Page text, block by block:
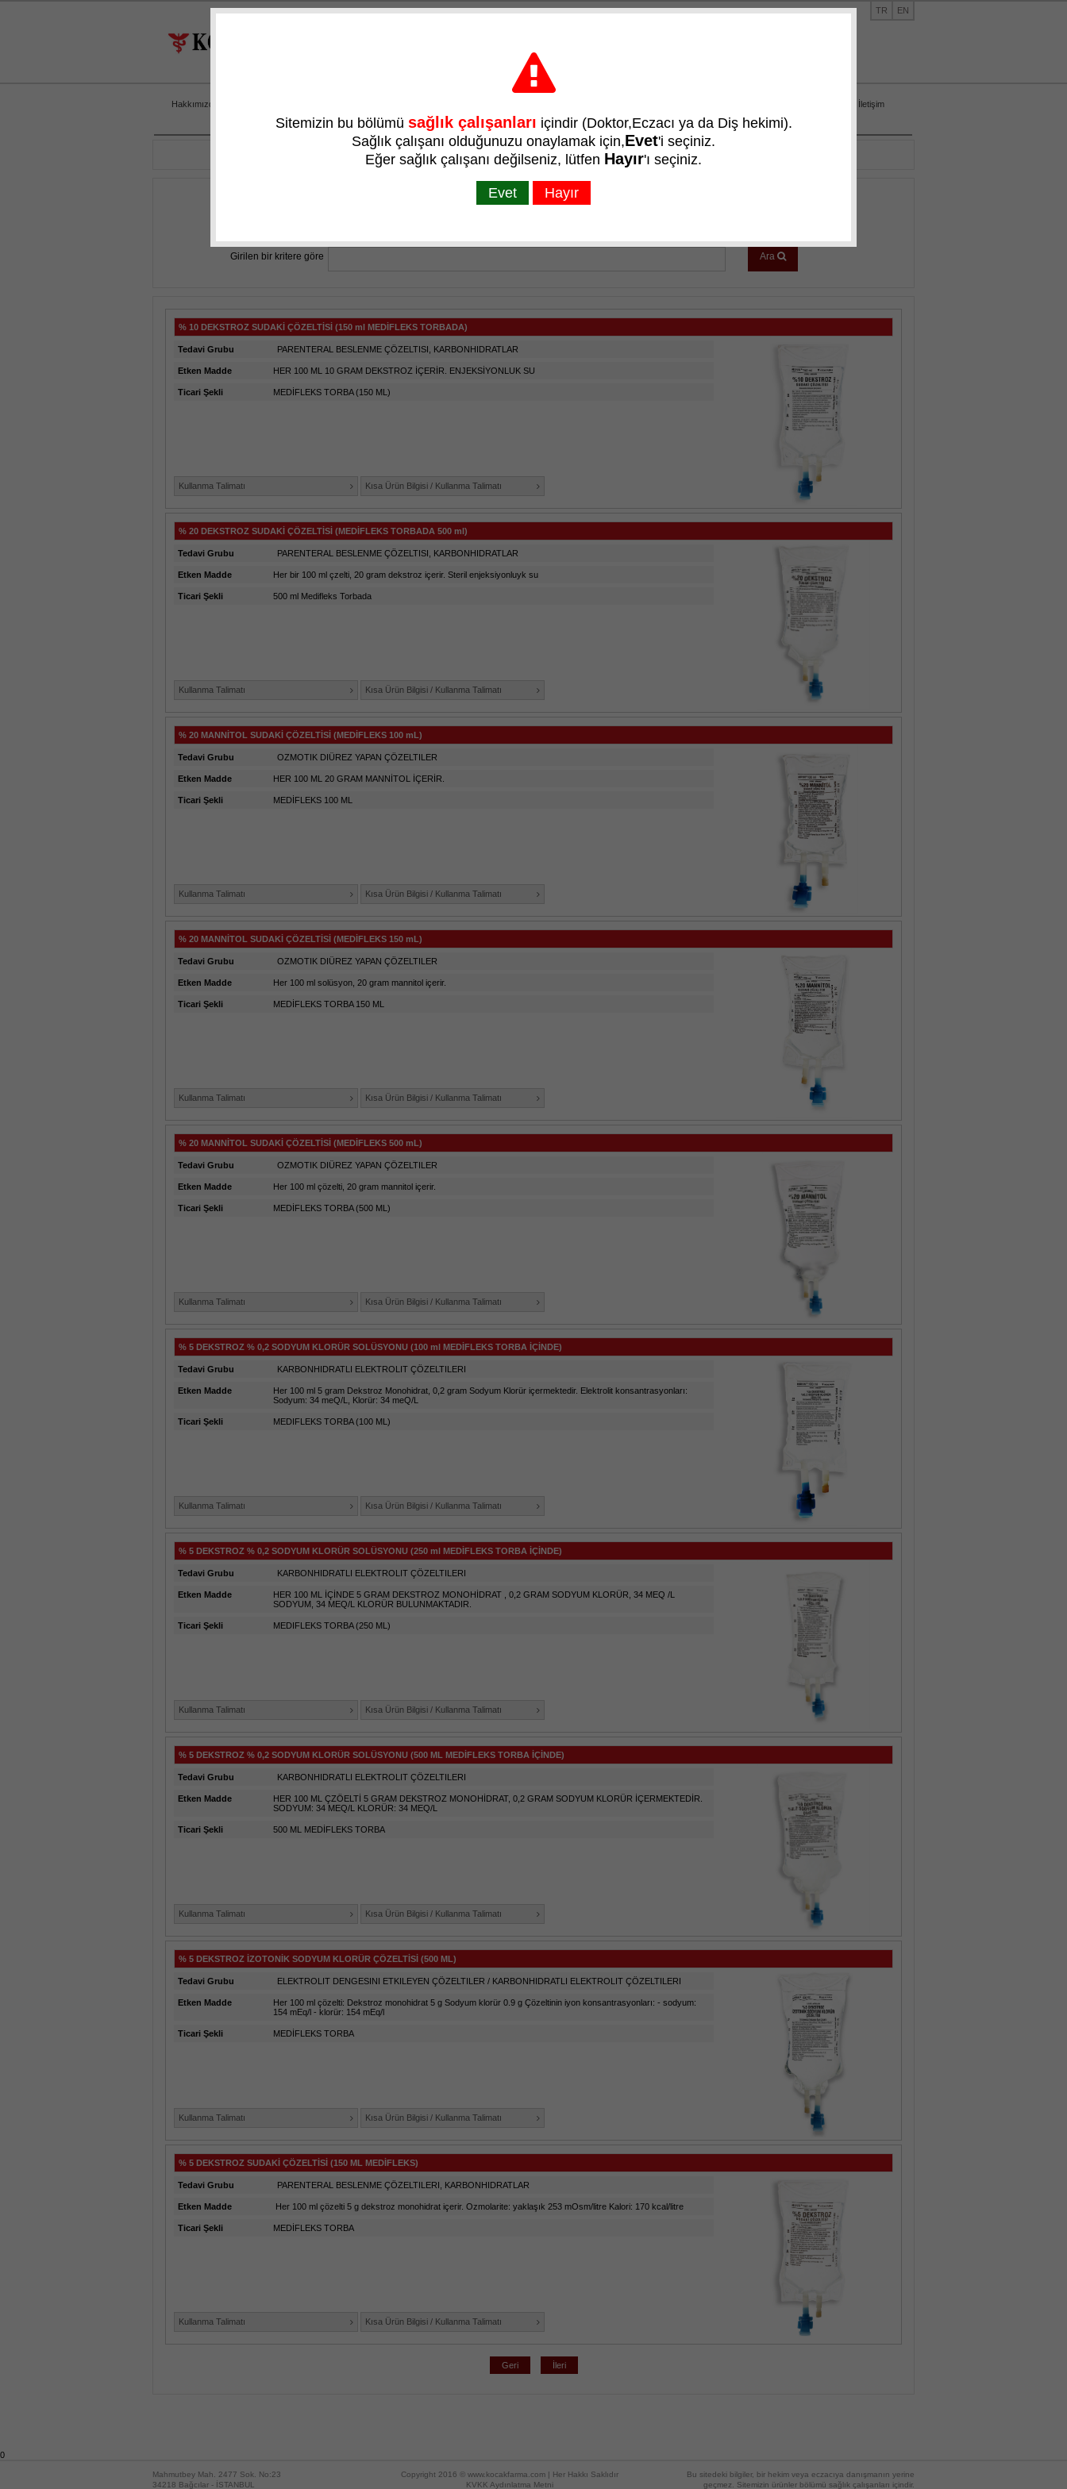
|Bilgi Toplumu Hizmetleri| +90 (212) 410 39 50 info@kocakfarma.com| TR EN
Hakkımızda İletişim
Ürünler
Girilen bir kritere göre Ara
% 10 DEKSTROZ SUDAKİ ÇÖZELTİSİ (150 ml MEDİFLEKS TORBADA)
Tedavi Grubu PARENTERAL BESLENME ÇÖZELTISI, KARBONHIDRATLAR
Etken Madde HER 100 ML 10 GRAM DEKSTROZ İÇERİR. ENJEKSİYONLUK SU
Ticari Şekli MEDİFLEKS TORBA (150 ML)
Kullanma Talimatı Kısa Ürün Bilgisi / Kullanma Talimatı
% 20 DEKSTROZ SUDAKİ ÇÖZELTİSİ (MEDİFLEKS TORBADA 500 ml)
Tedavi Grubu PARENTERAL BESLENME ÇÖZELTISI, KARBONHIDRATLAR
Etken Madde Her bir 100 ml çzelti, 20 gram dekstroz içerir. Steril enjeksiyonluyk su
Ticari Şekli 500 ml Medifleks Torbada
Kullanma Talimatı Kısa Ürün Bilgisi / Kullanma Talimatı
% 20 MANNİTOL SUDAKİ ÇÖZELTİSİ (MEDİFLEKS 100 mL)
Tedavi Grubu OZMOTIK DIÜREZ YAPAN ÇÖZELTILER
Etken Madde HER 100 ML 20 GRAM MANNİTOL İÇERİR.
Ticari Şekli MEDİFLEKS 100 ML
Kullanma Talimatı Kısa Ürün Bilgisi / Kullanma Talimatı
% 20 MANNİTOL SUDAKİ ÇÖZELTİSİ (MEDİFLEKS 150 mL)
Tedavi Grubu OZMOTIK DIÜREZ YAPAN ÇÖZELTILER
Etken Madde Her 100 ml solüsyon, 20 gram mannitol içerir.
Ticari Şekli MEDİFLEKS TORBA 150 ML
Kullanma Talimatı Kısa Ürün Bilgisi / Kullanma Talimatı
% 20 MANNİTOL SUDAKİ ÇÖZELTİSİ (MEDİFLEKS 500 mL)
Tedavi Grubu OZMOTIK DIÜREZ YAPAN ÇÖZELTILER
Etken Madde Her 100 ml çözelti, 20 gram mannitol içerir.
Ticari Şekli MEDİFLEKS TORBA (500 ML)
Kullanma Talimatı Kısa Ürün Bilgisi / Kullanma Talimatı
% 5 DEKSTROZ % 0,2 SODYUM KLORÜR SOLÜSYONU (100 ml MEDİFLEKS TORBA İÇİNDE)
Tedavi Grubu KARBONHIDRATLI ELEKTROLIT ÇÖZELTILERI
Etken Madde
Her 100 ml 5 gram Dekstroz Monohidrat, 0,2 gram Sodyum Klorür içermektedir. Elektrolit konsantrasyonları:
Sodyum: 34 meQ/L, Klorür: 34 meQ/L
Ticari Şekli MEDIFLEKS TORBA (100 ML)
Kullanma Talimatı Kısa Ürün Bilgisi / Kullanma Talimatı
% 5 DEKSTROZ % 0,2 SODYUM KLORÜR SOLÜSYONU (250 ml MEDİFLEKS TORBA İÇİNDE)
Tedavi Grubu KARBONHIDRATLI ELEKTROLIT ÇÖZELTILERI
Etken Madde
HER 100 ML İÇİNDE 5 GRAM DEKSTROZ MONOHİDRAT , 0,2 GRAM SODYUM KLORÜR, 34 MEQ /L
SODYUM, 34 MEQ/L KLORÜR BULUNMAKTADIR.
Ticari Şekli MEDIFLEKS TORBA (250 ML)
Kullanma Talimatı Kısa Ürün Bilgisi / Kullanma Talimatı
% 5 DEKSTROZ % 0,2 SODYUM KLORÜR SOLÜSYONU (500 ML MEDİFLEKS TORBA İÇİNDE)
Tedavi Grubu KARBONHIDRATLI ELEKTROLIT ÇÖZELTILERI
Etken Madde
HER 100 ML ÇZÖELTİ 5 GRAM DEKSTROZ MONOHİDRAT, 0,2 GRAM SODYUM KLORÜR İÇERMEKTEDİR.
SODYUM: 34 MEQ/L KLORÜR: 34 MEQ/L
Ticari Şekli 500 ML MEDİFLEKS TORBA
Kullanma Talimatı Kısa Ürün Bilgisi / Kullanma Talimatı
% 5 DEKSTROZ İZOTONİK SODYUM KLORÜR ÇÖZELTİSİ (500 ML)
Tedavi Grubu ELEKTROLIT DENGESINI ETKILEYEN ÇÖZELTILER / KARBONHIDRATLI ELEKTROLIT ÇÖZELTILERI
Etken Madde
Her 100 ml çözelti: Dekstroz monohidrat 5 g Sodyum klorür 0.9 g Çözeltinin iyon konsantrasyonları: - sodyum:
154 mEq/l - klorür: 154 mEq/l
Ticari Şekli MEDİFLEKS TORBA
Kullanma Talimatı Kısa Ürün Bilgisi / Kullanma Talimatı
% 5 DEKSTROZ SUDAKİ ÇÖZELTİSİ (150 ML MEDİFLEKS)
Tedavi Grubu PARENTERAL BESLENME ÇÖZELTILERI, KARBONHIDRATLAR
Etken Madde Her 100 ml çözelti 5 g dekstroz monohidrat içerir. Ozmolarite: yaklaşık 253 mOsm/litre Kalori: 170 kcal/litre
Ticari Şekli MEDİFLEKS TORBA
Kullanma Talimatı Kısa Ürün Bilgisi / Kullanma Talimatı
Geri İleri
Sitemizin bu bölümü sağlık çalışanları içindir (Doktor,Eczacı ya da Diş hekimi).
Sağlık çalışanı olduğunuzu onaylamak için,Evet'i seçiniz.
Eğer sağlık çalışanı değilseniz, lütfen Hayır'ı seçiniz.
Evet Hayır
0
Mahmutbey Mah. 2477 Sok. No:23
34218 Bağcılar - İSTANBUL
Bu sitedeki bilgiler, bir hekim veya eczacıya danışmanın yerine
geçmez. Sitemizin ürünler bölümü sağlık çalışanları içindir.
Copyright 2016 © www.kocakfarma.com | Her Hakkı Saklıdır
KVKK Aydınlatma Metni